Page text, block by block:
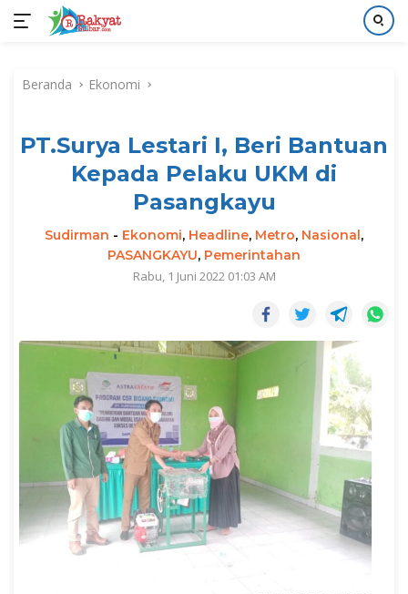
kontenBeranda Ekonomi
PT.Surya Lestari I, Beri Bantuan
Kepada Pelaku UKM di
Pasangkayu
Sudirman - Ekonomi, Headline, Metro, Nasional,
PASANGKAYU, Pemerintahan
Rabu, 1 Juni 2022 01:03 AM